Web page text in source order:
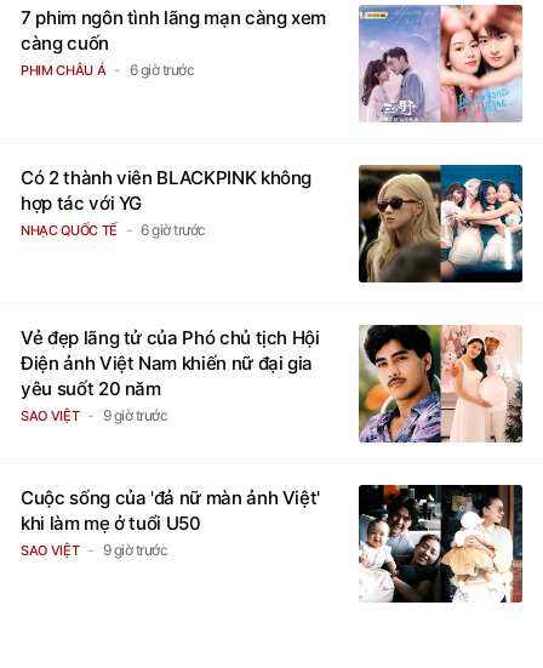
7 phim ngôn tình lãng mạn càng xem
càng cuốn
PHIM CHÂU Á 6 giờ trước
Có 2 thành viên BLACKPINK không
hợp tác với YG
NHẠC QUỐC TẾ 6 giờ trước
Vẻ đẹp lãng tử của Phó chủ tịch Hội
Điện ảnh Việt Nam khiến nữ đại gia
yêu suốt 20 năm
SAO VIỆT 9 giờ trước
Cuộc sống của 'đả nữ màn ảnh Việt'
khi làm mẹ ở tuổi U50
SAO VIỆT 9 giờ trước